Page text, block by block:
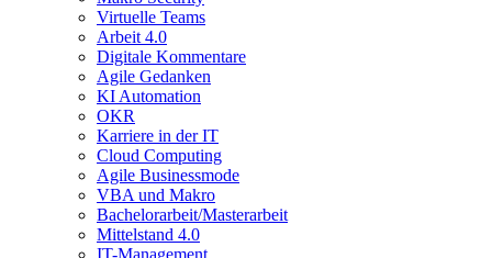
Virtuelle Teams
Arbeit 4.0
Digitale Kommentare
Agile Gedanken
KI Automation
OKR
Karriere in der IT
Cloud Computing
Agile Businessmode
VBA und Makro
Bachelorarbeit/Masterarbeit
Mittelstand 4.0
IT-Management